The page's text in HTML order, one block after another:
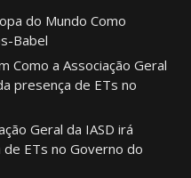
do Mundo Como
Babel
Como a Associação Geral
presença de ETs no
Geral da IASD irá
ETs no Governo do